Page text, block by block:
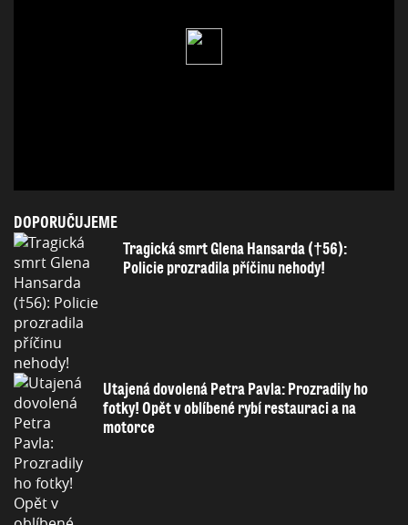
DOPORUČUJEME
Tragická smrt Glena Hansarda (†56):
Policie prozradila příčinu nehody!
Utajená dovolená Petra Pavla: Prozradily ho
fotky! Opět v oblíbené rybí restauraci a na
motorce